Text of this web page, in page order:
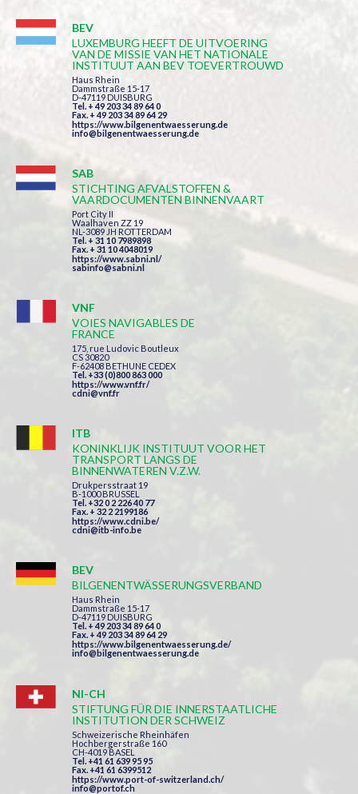
BEV
LUXEMBURG HEEFT DE UITVOERING
VAN DE MISSIE VAN HET NATIONALE
INSTITUUT AAN BEV TOEVERTROUWD
Haus Rhein
Dammstraße 15-17
D-47119 DUISBURG
Tel. + 49 203 34 89 64 0
Fax. + 49 203 34 89 64 29
https://www.bilgenentwaesserung.de
info@bilgenentwaesserung.de
SAB
STICHTING AFVALSTOFFEN &
VAARDOCUMENTEN BINNENVAART
Port City II
Waalhaven ZZ 19
NL-3089 JH ROTTERDAM
Tel. + 31 10 7989898
Fax. + 31 10 4048019
https://www.sabni.nl/
sabinfo@sabni.nl
VNF
VOIES NAVIGABLES DE
FRANCE
175, rue Ludovic Boutleux
CS 30820
F-62408 BETHUNE CEDEX
Tel. +33 (0)800 863 000
https://www.vnf.fr/
cdni@vnf.fr
ITB
KONINKLIJK INSTITUUT VOOR HET
TRANSPORT LANGS DE
BINNENWATEREN V.Z.W.
Drukpersstraat 19
B-1000 BRUSSEL
Tel. +32 0 2 226 40 77
Fax. + 32 2 2199186
https://www.cdni.be/
cdni@itb-info.be
BEV
BILGENENTWÄSSERUNGSVERBAND
Haus Rhein
Dammstraße 15-17
D-47119 DUISBURG
Tel. + 49 203 34 89 64 0
Fax. + 49 203 34 89 64 29
https://www.bilgenentwaesserung.de/
info@bilgenentwaesserung.de
NI-CH
STIFTUNG FÜR DIE INNERSTAATLICHE
INSTITUTION DER SCHWEIZ
Schweizerische Rheinhäfen
Hochbergerstraße 160
CH-4019 BASEL
Tel. +41 61 639 95 95
Fax. +41 61 6399512
https://www.port-of-switzerland.ch/
info@portof.ch